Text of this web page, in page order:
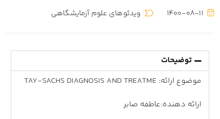
1400-08-11 ویدئوهای علوم آزمایشگاهی
توضیحات
موضوع ارائه: TAY-SACHS DIAGNOSIS AND TREATME
ارائه دهنده:عاطفه صابر